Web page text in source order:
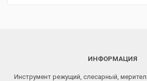
ИНФОРМАЦИЯ
Инструмент режущий, слесарный,